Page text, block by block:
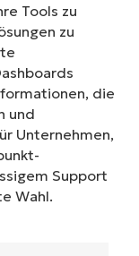
Tools zu
zu
die
und
Unternehmen,
Support
Wahl.